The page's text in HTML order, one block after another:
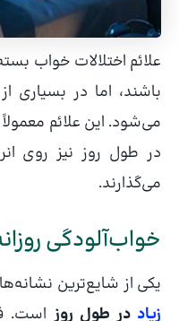
علائم اختلالات خواب
باشند، اما در بسیاری
می‌شود. این علائم
در طول روز نیز روی
می‌گذارند.
خواب‌آلودگی
یکی از شایع‌ترین
زیاد در طول روزاست.